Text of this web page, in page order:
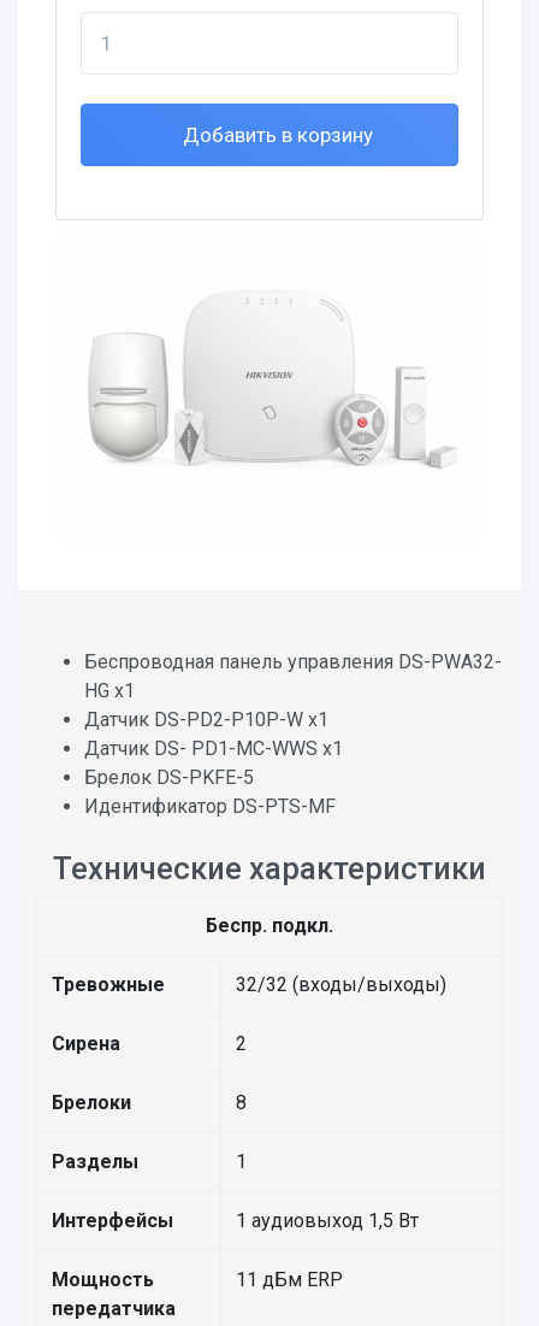
Добавить в корзину
Беспроводная панель управления DS-PWA32-
HG х1
Датчик DS-PD2-P10P-W х1
Датчик DS- PD1-MC-WWS х1
Брелок DS-PKFE-5
Идентификатор DS-PTS-MF
Технические характеристики
Беспр. подкл.
Тревожные 32/32 (входы/выходы)
Сирена 2
Брелоки 8
Разделы 1
Интерфейсы 1 аудиовыход 1,5 Вт
Мощность
передатчика
11 дБм ERP